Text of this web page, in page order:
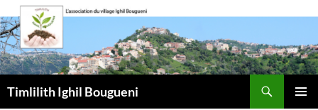
Aller
au
contenu
Timlilith Ighil Bougueni